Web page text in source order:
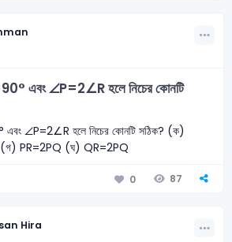
এবং ∠P=2∠R হলে নিচের কোনটি
∠P=2∠R হলে নিচের কোনটি সঠিক? (ক)
PR=2PQ (ঘ) QR=2PQ
0 87
Hira